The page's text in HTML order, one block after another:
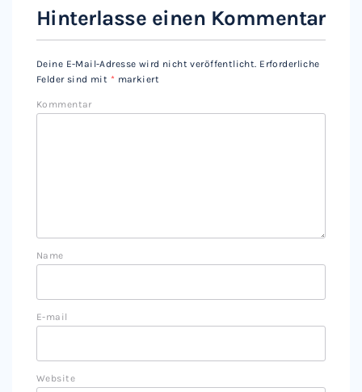
Hinterlasse einen Kommentar
Deine E-Mail-Adresse wird nicht veröffentlicht. Erforderliche
Felder sind mit * markiert
Kommentar
Name
E-mail
Website